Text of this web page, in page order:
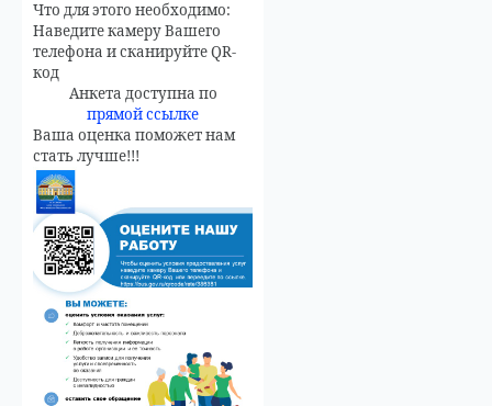
Что для этого необходимо:
Наведите камеру Вашего
телефона и сканируйте QR-
код
Анкета доступна по
прямой ссылке
Ваша оценка поможет нам
стать лучше!!!